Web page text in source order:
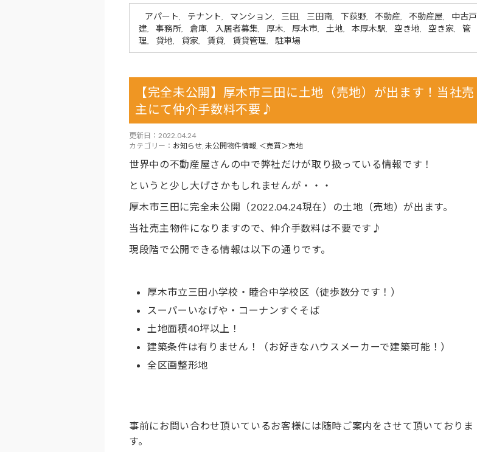
アパート テナント マンション 三田 三田南 下荻野 不動産 不動産屋
中古戸
建
事務所 倉庫 入居者募集 厚木 厚木市 土地 本厚木駅 空き地 空き家
管
理
貸地 貸家 賃貸 賃貸管理 駐車場
【完全未公開】厚木市三田に土地（売地）が出ます！当社売
主にて仲介手数料不要♪
更新日：2022.04.24
カテゴリー： お知らせ 未公開物件情報 ＜売買＞売地
世界中の不動産屋さんの中で弊社だけが取り扱っている情報です！
というと少し大げさかもしれませんが・・・
厚木市三田に完全未公開（2022.04.24現在）の土地（売地）が出ます。
当社売主物件になりますので、仲介手数料は不要です♪
現段階で公開できる情報は以下の通りです。
厚木市立三田小学校・睦合中学校区（徒歩数分です！）
スーパーいなげや・コーナンすぐそば
土地面積40坪以上！
建築条件は有りません！（お好きなハウスメーカーで建築可能！）
全区画整形地
事前にお問い合わせ頂いているお客様には随時ご案内をさせて頂いておりま
す。